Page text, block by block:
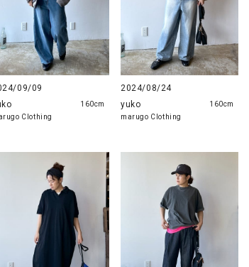
09/09
Clothing
160cm
2024/08/24
yuko
marugo Clothing
160cm